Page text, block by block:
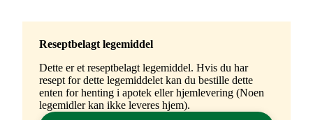
Reseptbelagt legemiddel
Dette er et reseptbelagt legemiddel. Hvis du har
resept for dette legemiddelet kan du bestille dette
enten for henting i apotek eller hjemlevering (Noen
legemidler kan ikke leveres hjem).